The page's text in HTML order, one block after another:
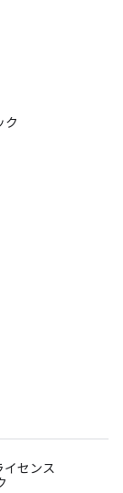
ク
イセンス